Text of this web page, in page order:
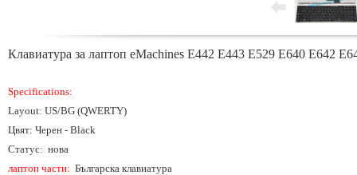
Клавиатура за лаптоп eMachines E442 E443 E529 E640 E642
Specifications:
Layout: US/BG (QWERTY)
Цвят: Черен - Black
Статус: нова
лаптоп части: Българска клавиатура